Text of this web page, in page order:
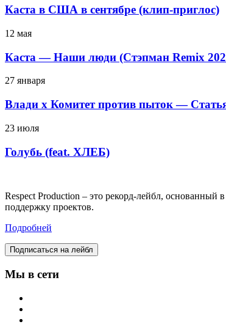
Каста в США в сентябре (клип-приглос)
12 мая
Каста — Наши люди (Стэпман Remix
27 января
Влади х Комитет против пыток —
23 июля
Голубь (feat. ХЛЕБ)
Respect Production – это рекорд-лейбл,
поддержку проектов.
Подробней
Подписаться на лейбл
Мы в сети